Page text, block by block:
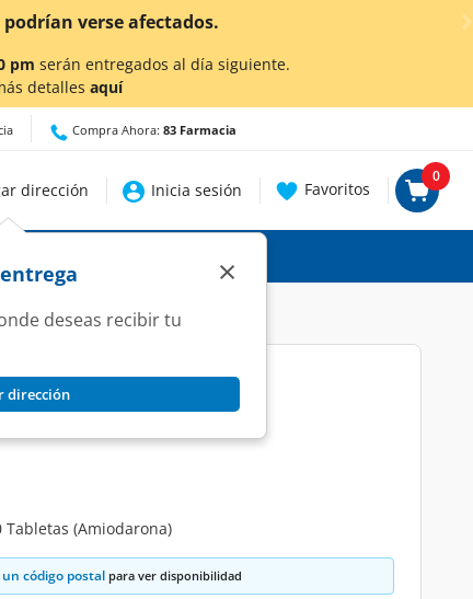
pm serán entregados al día siguiente.
detalles aquí
Compra Ahora: 83 Farmacia
dirección
deseas recibir tu
dirección
×
Inicia sesión Favoritos
0
Tabletas.
(Amiodarona)
código postal para ver disponibilidad